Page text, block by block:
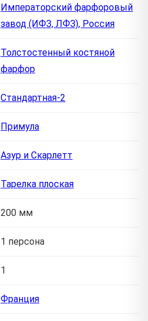
Императорский фарфоровый
завод (ИФЗ, ЛФЗ), Россия
Толстостенный костяной
фарфор
Стандартная-2
Примула
Азур и Скарлетт
Тарелка плоская
200 мм
1 персона
1
Франция